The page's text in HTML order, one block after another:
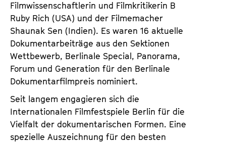
Filmwissenschaftlerin und Filmkritikerin B
Ruby Rich (USA) und der Filmemacher
Shaunak Sen (Indien). Es waren 16 aktuelle
Dokumentarbeiträge aus den Sektionen
Wettbewerb, Berlinale Special, Panorama,
Forum und Generation für den Berlinale
Dokumentarfilmpreis nominiert.
Seit langem engagieren sich die
Internationalen Filmfestspiele Berlin für die
Vielfalt der dokumentarischen Formen. Eine
spezielle Auszeichnung für den besten